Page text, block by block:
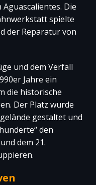
Die
spielte
der Reparatur von
und dem Verfall
Jahre ein
die historische
Der Platz wurde
gestaltet und
den
dem 21.